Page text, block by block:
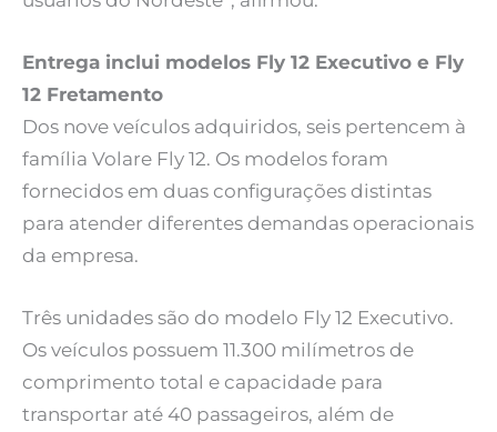
Entrega inclui modelos Fly 12 Executivo e Fly
12 Fretamento
Dos nove veículos adquiridos, seis pertencem à
família Volare Fly 12. Os modelos foram
fornecidos em duas configurações distintas
para atender diferentes demandas operacionais
da empresa.
Três unidades são do modelo Fly 12 Executivo.
Os veículos possuem 11.300 milímetros de
comprimento total e capacidade para
transportar até 40 passageiros, além de